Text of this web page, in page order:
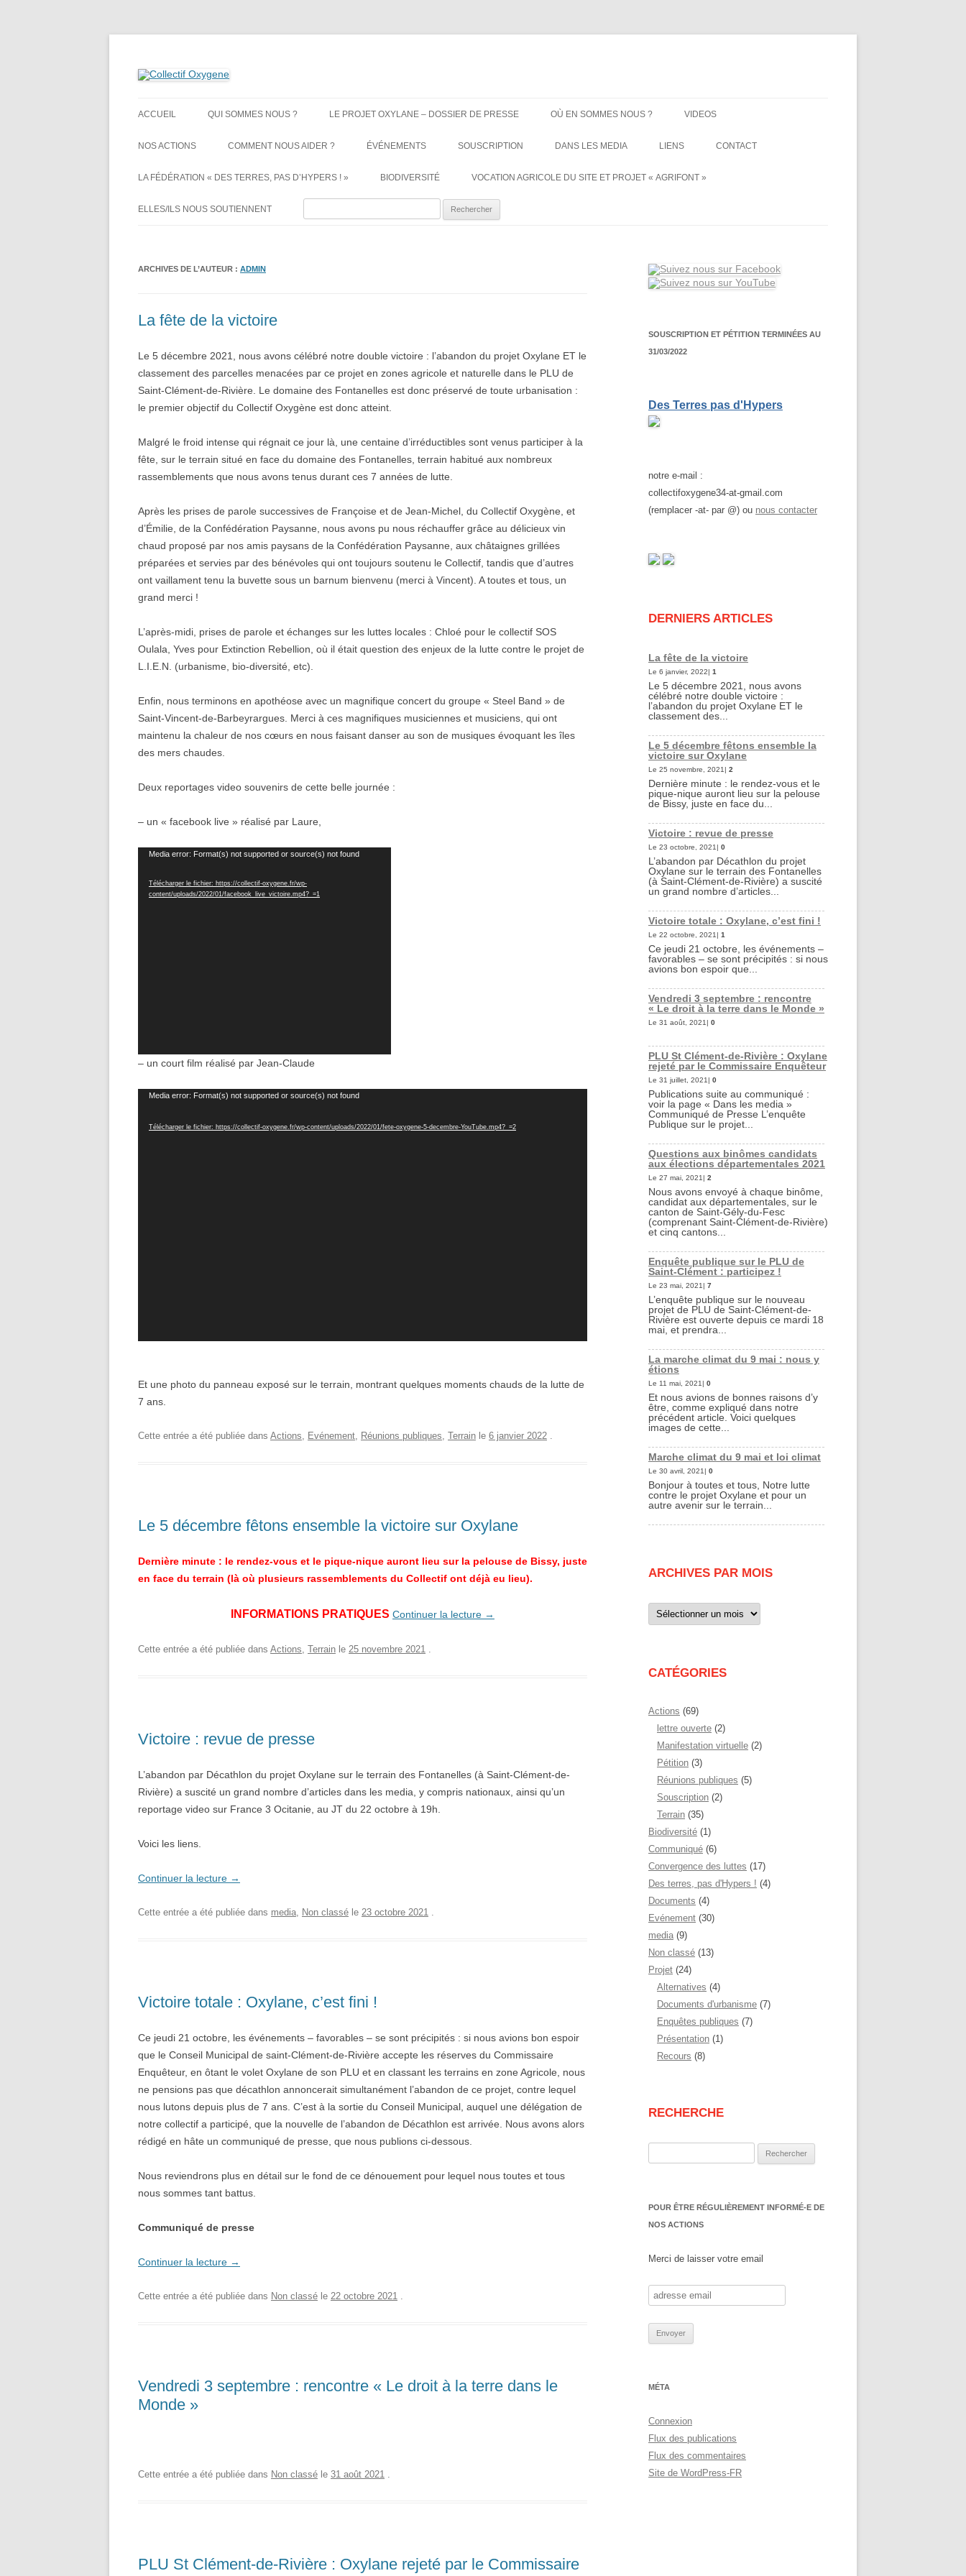
Collectif Oxygene
au
ACCUEIL QUI SOMMES NOUS ? LE PROJET OXYLANE – DOSSIER DE PRESSE OÙ EN SOMMES NOUS ? VIDEOS
NOS ACTIONS COMMENT NOUS AIDER ? ÉVÉNEMENTS SOUSCRIPTION DANS LES MEDIA LIENS CONTACT
LA FÉDÉRATION « DES TERRES, PAS D’HYPERS ! » BIODIVERSITÉ VOCATION AGRICOLE DU SITE ET PROJET « AGRIFONT »
ELLES/ILS NOUS SOUTIENNENT
ARCHIVES DE L’AUTEUR : ADMIN
La fête de la victoire
Le 5 décembre 2021, nous avons célébré notre double victoire : l’abandon du projet Oxylane ET le
classement des parcelles menacées par ce projet en zones agricole et naturelle dans le PLU de
Saint-Clément-de-Rivière. Le domaine des Fontanelles est donc préservé de toute urbanisation :
le premier objectif du Collectif Oxygène est donc atteint.
Malgré le froid intense qui régnait ce jour là, une centaine d’irréductibles sont venus participer à la
fête, sur le terrain situé en face du domaine des Fontanelles, terrain habitué aux nombreux
rassemblements que nous avons tenus durant ces 7 années de lutte.
Après les prises de parole successives de Françoise et de Jean-Michel, du Collectif Oxygène, et
d’Émilie, de la Confédération Paysanne, nous avons pu nous réchauffer grâce au délicieux vin
chaud proposé par nos amis paysans de la Confédération Paysanne, aux châtaignes grillées
préparées et servies par des bénévoles qui ont toujours soutenu le Collectif, tandis que d’autres
ont vaillament tenu la buvette sous un barnum bienvenu (merci à Vincent). A toutes et tous, un
grand merci !
L’après-midi, prises de parole et échanges sur les luttes locales : Chloé pour le collectif SOS
Oulala, Yves pour Extinction Rebellion, où il était question des enjeux de la lutte contre le projet de
L.I.E.N. (urbanisme, bio-diversité, etc).
Enfin, nous terminons en apothéose avec un magnifique concert du groupe « Steel Band » de
Saint-Vincent-de-Barbeyrargues. Merci à ces magnifiques musiciennes et musiciens, qui ont
maintenu la chaleur de nos cœurs en nous faisant danser au son de musiques évoquant les îles
des mers chaudes.
Deux reportages video souvenirs de cette belle journée :
– un « facebook live » réalisé par Laure,
Lecteur
Media error: Format(s) not supported or source(s) not found
Télécharger le fichier: https://collectif-oxygene.fr/wp-
content/uploads/2022/01/facebook_live_victoire.mp4?_=1
– un court film réalisé par Jean-Claude
Lecteur
Media error: Format(s) not supported or source(s) not found
Télécharger le fichier: https://collectif-oxygene.fr/wp-content/uploads/2022/01/fete-oxygene-5-decembre-YouTube.mp4?_=2
Et une photo du panneau exposé sur le terrain, montrant quelques moments chauds de la lutte de
7 ans.
Cette entrée a été publiée dans Actions Evénement Réunions publiques Terrain le 6 janvier 2022
Le 5 décembre fêtons ensemble la victoire sur Oxylane
Dernière minute : le rendez-vous et le pique-nique auront lieu sur la pelouse de Bissy, juste
en face du terrain (là où plusieurs rassemblements du Collectif ont déjà eu lieu).
INFORMATIONS PRATIQUES Continuer la lecture →
Cette entrée a été publiée dans Actions Terrain le 25 novembre 2021
Victoire : revue de presse
L’abandon par Décathlon du projet Oxylane sur le terrain des Fontanelles (à Saint-Clément-de-
Rivière) a suscité un grand nombre d’articles dans les media, y compris nationaux, ainsi qu’un
reportage video sur France 3 Ocitanie, au JT du 22 octobre à 19h.
Voici les liens.
Continuer la lecture →
Cette entrée a été publiée dans media Non classé le 23 octobre 2021
Victoire totale : Oxylane, c’est fini !
Ce jeudi 21 octobre, les événements – favorables – se sont précipités : si nous avions bon espoir
que le Conseil Municipal de saint-Clément-de-Rivière accepte les réserves du Commissaire
Enquêteur, en ôtant le volet Oxylane de son PLU et en classant les terrains en zone Agricole, nous
ne pensions pas que décathlon annoncerait simultanément l’abandon de ce projet, contre lequel
nous lutons depuis plus de 7 ans. C’est à la sortie du Conseil Municipal, auquel une délégation de
notre collectif a participé, que la nouvelle de l’abandon de Décathlon est arrivée. Nous avons alors
rédigé en hâte un communiqué de presse, que nous publions ci-dessous.
Nous reviendrons plus en détail sur le fond de ce dénouement pour lequel nous toutes et tous
nous sommes tant battus.
Communiqué de presse
Continuer la lecture →
Cette entrée a été publiée dans Non classé le 22 octobre 2021
Vendredi 3 septembre : rencontre « Le droit à la terre dans le
Monde »
Cette entrée a été publiée dans Non classé le 31 août 2021
PLU St Clément-de-Rivière : Oxylane rejeté par le Commissaire
SOUSCRIPTION ET PÉTITION TERMINÉES AU
31/03/2022
Des Terres pas d'Hypers
notre e-mail :
collectifoxygene34-at-gmail.com
(remplacer -at- par @) ou nous contacter
DERNIERS ARTICLES
La fête de la victoire
Le 6 janvier, 2022| 1
Le 5 décembre 2021, nous avons
célébré notre double victoire :
l’abandon du projet Oxylane ET le
classement des...
Le 5 décembre fêtons ensemble la
victoire sur Oxylane
Le 25 novembre, 2021| 2
Dernière minute : le rendez-vous et le
pique-nique auront lieu sur la pelouse
de Bissy, juste en face du...
Victoire : revue de presse
Le 23 octobre, 2021| 0
L’abandon par Décathlon du projet
Oxylane sur le terrain des Fontanelles
(à Saint-Clément-de-Rivière) a suscité
un grand nombre d’articles...
Victoire totale : Oxylane, c’est fini !
Le 22 octobre, 2021| 1
Ce jeudi 21 octobre, les événements –
favorables – se sont précipités : si nous
avions bon espoir que...
Vendredi 3 septembre : rencontre
« Le droit à la terre dans le Monde »
Le 31 août, 2021| 0
PLU St Clément-de-Rivière : Oxylane
rejeté par le Commissaire Enquêteur
Le 31 juillet, 2021| 0
Publications suite au communiqué :
voir la page « Dans les media »
Communiqué de Presse L’enquête
Publique sur le projet...
Questions aux binômes candidats
aux élections départementales 2021
Le 27 mai, 2021| 2
Nous avons envoyé à chaque binôme,
candidat aux départementales, sur le
canton de Saint-Gély-du-Fesc
(comprenant Saint-Clément-de-Rivière)
et cinq cantons...
Enquête publique sur le PLU de
Saint-Clément : participez !
Le 23 mai, 2021| 7
L’enquête publique sur le nouveau
projet de PLU de Saint-Clément-de-
Rivière est ouverte depuis ce mardi 18
mai, et prendra...
La marche climat du 9 mai : nous y
étions
Le 11 mai, 2021| 0
Et nous avions de bonnes raisons d’y
être, comme expliqué dans notre
précédent article. Voici quelques
images de cette...
Marche climat du 9 mai et loi climat
Le 30 avril, 2021| 0
Bonjour à toutes et tous, Notre lutte
contre le projet Oxylane et pour un
autre avenir sur le terrain...
ARCHIVES PAR MOIS
Archives
par
CATÉGORIES
Actions (69)
lettre ouverte (2)
Manifestation virtuelle (2)
Pétition (3)
Réunions publiques (5)
Souscription (2)
Terrain (35)
Biodiversité (1)
Communiqué (6)
Convergence des luttes (17)
Des terres, pas d'Hypers ! (4)
Documents (4)
Evénement (30)
media (9)
Non classé (13)
Projet (24)
Alternatives (4)
Documents d'urbanisme (7)
Enquêtes publiques (7)
Présentation (1)
Recours (8)
RECHERCHE
POUR ÊTRE RÉGULIÈREMENT INFORMÉ-E DE
NOS ACTIONS
Merci de laisser votre email
MÉTA
Connexion
Flux des publications
Flux des commentaires
Site de WordPress-FR